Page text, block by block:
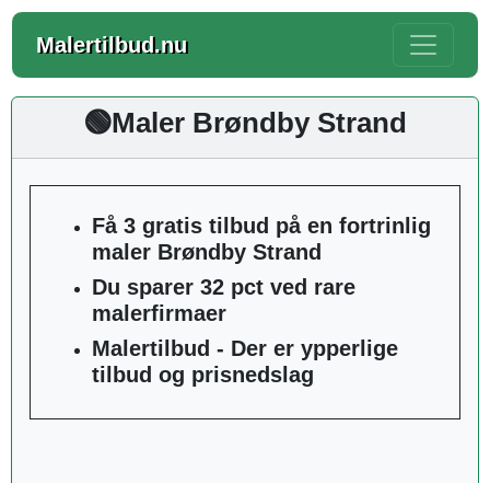
Malertilbud.nu
🟢Maler Brøndby Strand
Få 3 gratis tilbud på en fortrinlig
maler Brøndby Strand
Du sparer 32 pct ved rare
malerfirmaer
Malertilbud - Der er ypperlige
tilbud og prisnedslag